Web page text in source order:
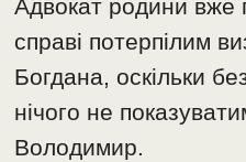
Адвокат родини вже
справі потерпілим
Богдана, оскільки
нічого не
Володимир.